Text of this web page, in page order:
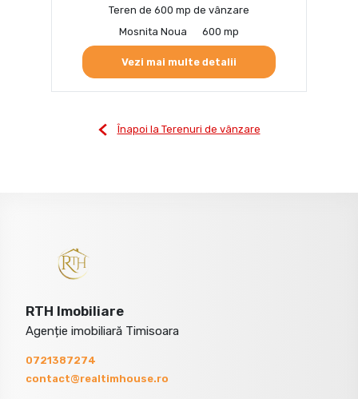
Teren de 600 mp de vânzare
Mosnita Noua
600 mp
Vezi mai multe detalii
Înapoi la Terenuri de vânzare
RTH Imobiliare
Agenție imobiliară Timisoara
0721387274
contact@realtimhouse.ro